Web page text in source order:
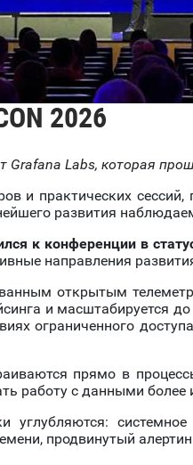
2026
Grafana Labs, которая
и практических сессий,
развития
к конференции в
направления
открытым
и масштабируется
ограниченного
прямо в
работу с данными более
продвинутый